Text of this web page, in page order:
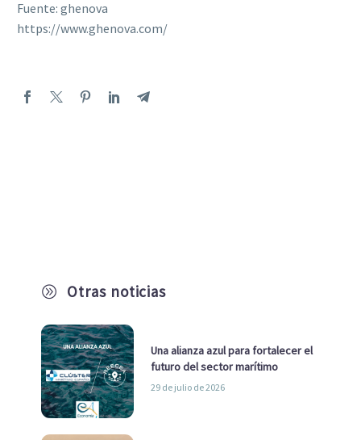
A Otras noticias
Una alianza azul para fortalecer el
futuro del sector marítimo
29 de julio de 2026
Fuente: ghenova
https://www.ghenova.com/